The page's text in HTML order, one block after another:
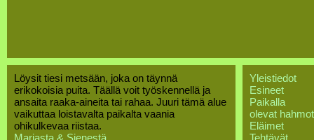
Löysit tiesi metsään, joka on täynnä
erikokoisia puita. Täällä voit työskennellä ja
ansaita raaka-aineita tai rahaa. Juuri tämä alue
vaikuttaa loistavalta paikalta vaania
ohikulkevaa riistaa.
Marjasta & Sienestä
Yleistiedot
Esineet
Paikalla
olevat hahmot
Eläimet
Tehtävät